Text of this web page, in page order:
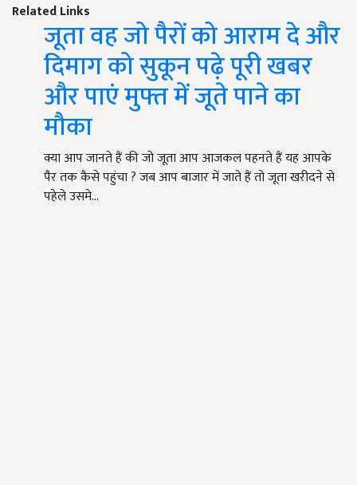
Related Links
जूता वह जो पैरों को आराम दे और
दिमाग को सुकून पढ़े पूरी खबर
और पाएं मुफ्त में जूते पाने का
मौका
क्या आप जानते हैं की जो जूता आप आजकल पहनते हैं यह आपके
पैर तक कैसे पहुंचा ? जब आप बाजार में जाते हैं तो जूता खरीदने से
पहेले उसमे…